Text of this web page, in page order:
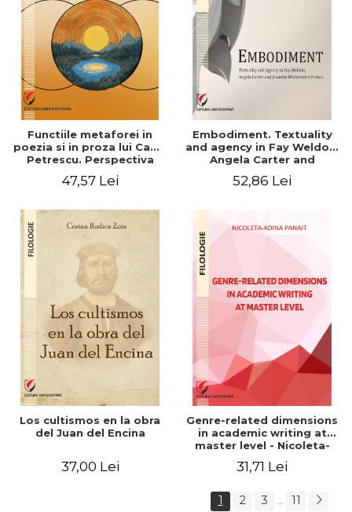
Functiile metaforei in
poezia si in proza lui Camil
Petrescu. Perspectiva
47,57 Lei
Embodiment. Textuality
and agency in Fay Weldon,
Angela Carter and
fiction
52,86 Lei
Los cultismos en la obra
del Juan del Encina
37,00 Lei
Genre-related dimensions
in academic writing at
master level - Nicoleta-
31,71 Lei
1 2 3 ... 11